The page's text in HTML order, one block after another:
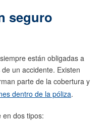
seguro
están obligadas a
un accidente. Existen
parte de la cobertura y
dentro de la póliza.
en dos tipos: